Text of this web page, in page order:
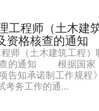
工程师（土木建
资格核查的通知
师（土木建筑工程
查的通知 根据国家
告知承诺制工作规程
考务工作的通...